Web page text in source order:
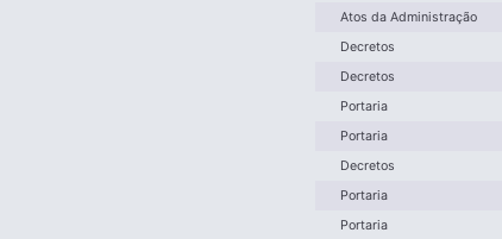
Atos da Administração
Decretos
Decretos
Portaria
Portaria
Decretos
Portaria
Portaria